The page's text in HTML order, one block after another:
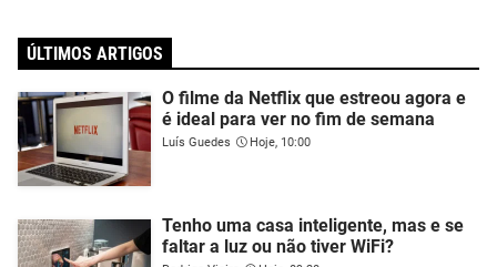
ÚLTIMOS ARTIGOS
O filme da Netflix que estreou agora e
é ideal para ver no fim de semana
Luís Guedes Hoje, 10:00
Tenho uma casa inteligente, mas e se
faltar a luz ou não tiver WiFi?